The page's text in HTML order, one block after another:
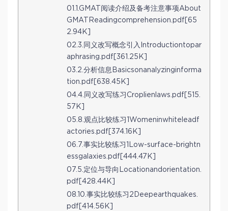
01.1.GMAT阅读介绍及备考注意事项About
GMATReadingcomprehension.pdf[65
2.94K]
02.3.同义改写概念引入Introductiontopar
aphrasing.pdf[361.25K]
03.2.分析信息Basicsonanalyzinginforma
tion.pdf[638.45K]
04.4.同义改写练习Croplienlaws.pdf[515.
57K]
05.8.观点比较练习1Womeninwhiteleadf
actories.pdf[374.16K]
06.7.事实比较练习1Low-surface-brightn
essgalaxies.pdf[444.47K]
07.5.定位与导向Locationandorientation.
pdf[428.44K]
08.10.事实比较练习2Deepearthquakes.
pdf[414.56K]